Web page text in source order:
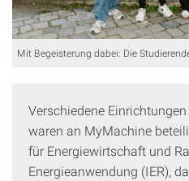
Mit Begeisterung dabei: Die
Verschiedene
waren an MyMachine
für Energiewirtschaft und
Energieanwendung (IER),